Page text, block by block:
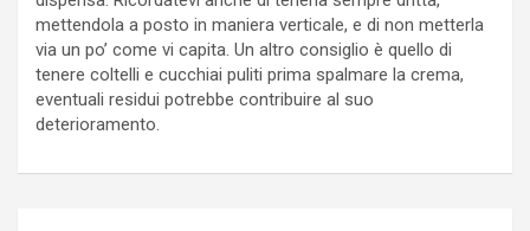
mettendola a posto in maniera verticale, e di non metterla
via un po’ come vi capita. Un altro consiglio è quello di
tenere coltelli e cucchiai puliti prima spalmare la crema,
eventuali residui potrebbe contribuire al suo
deterioramento.